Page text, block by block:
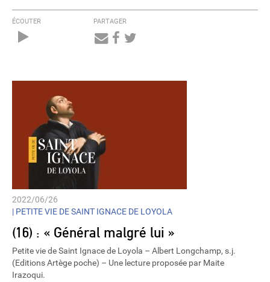
ÉCOUTER PARTAGER
2022/06/26
| PETITE VIE DE SAINT IGNACE DE LOYOLA
(16) : « Général malgré lui »
Petite vie de Saint Ignace de Loyola – Albert Longchamp, s.j.
(Editions Artège poche) – Une lecture proposée par Maite
Irazoqui.